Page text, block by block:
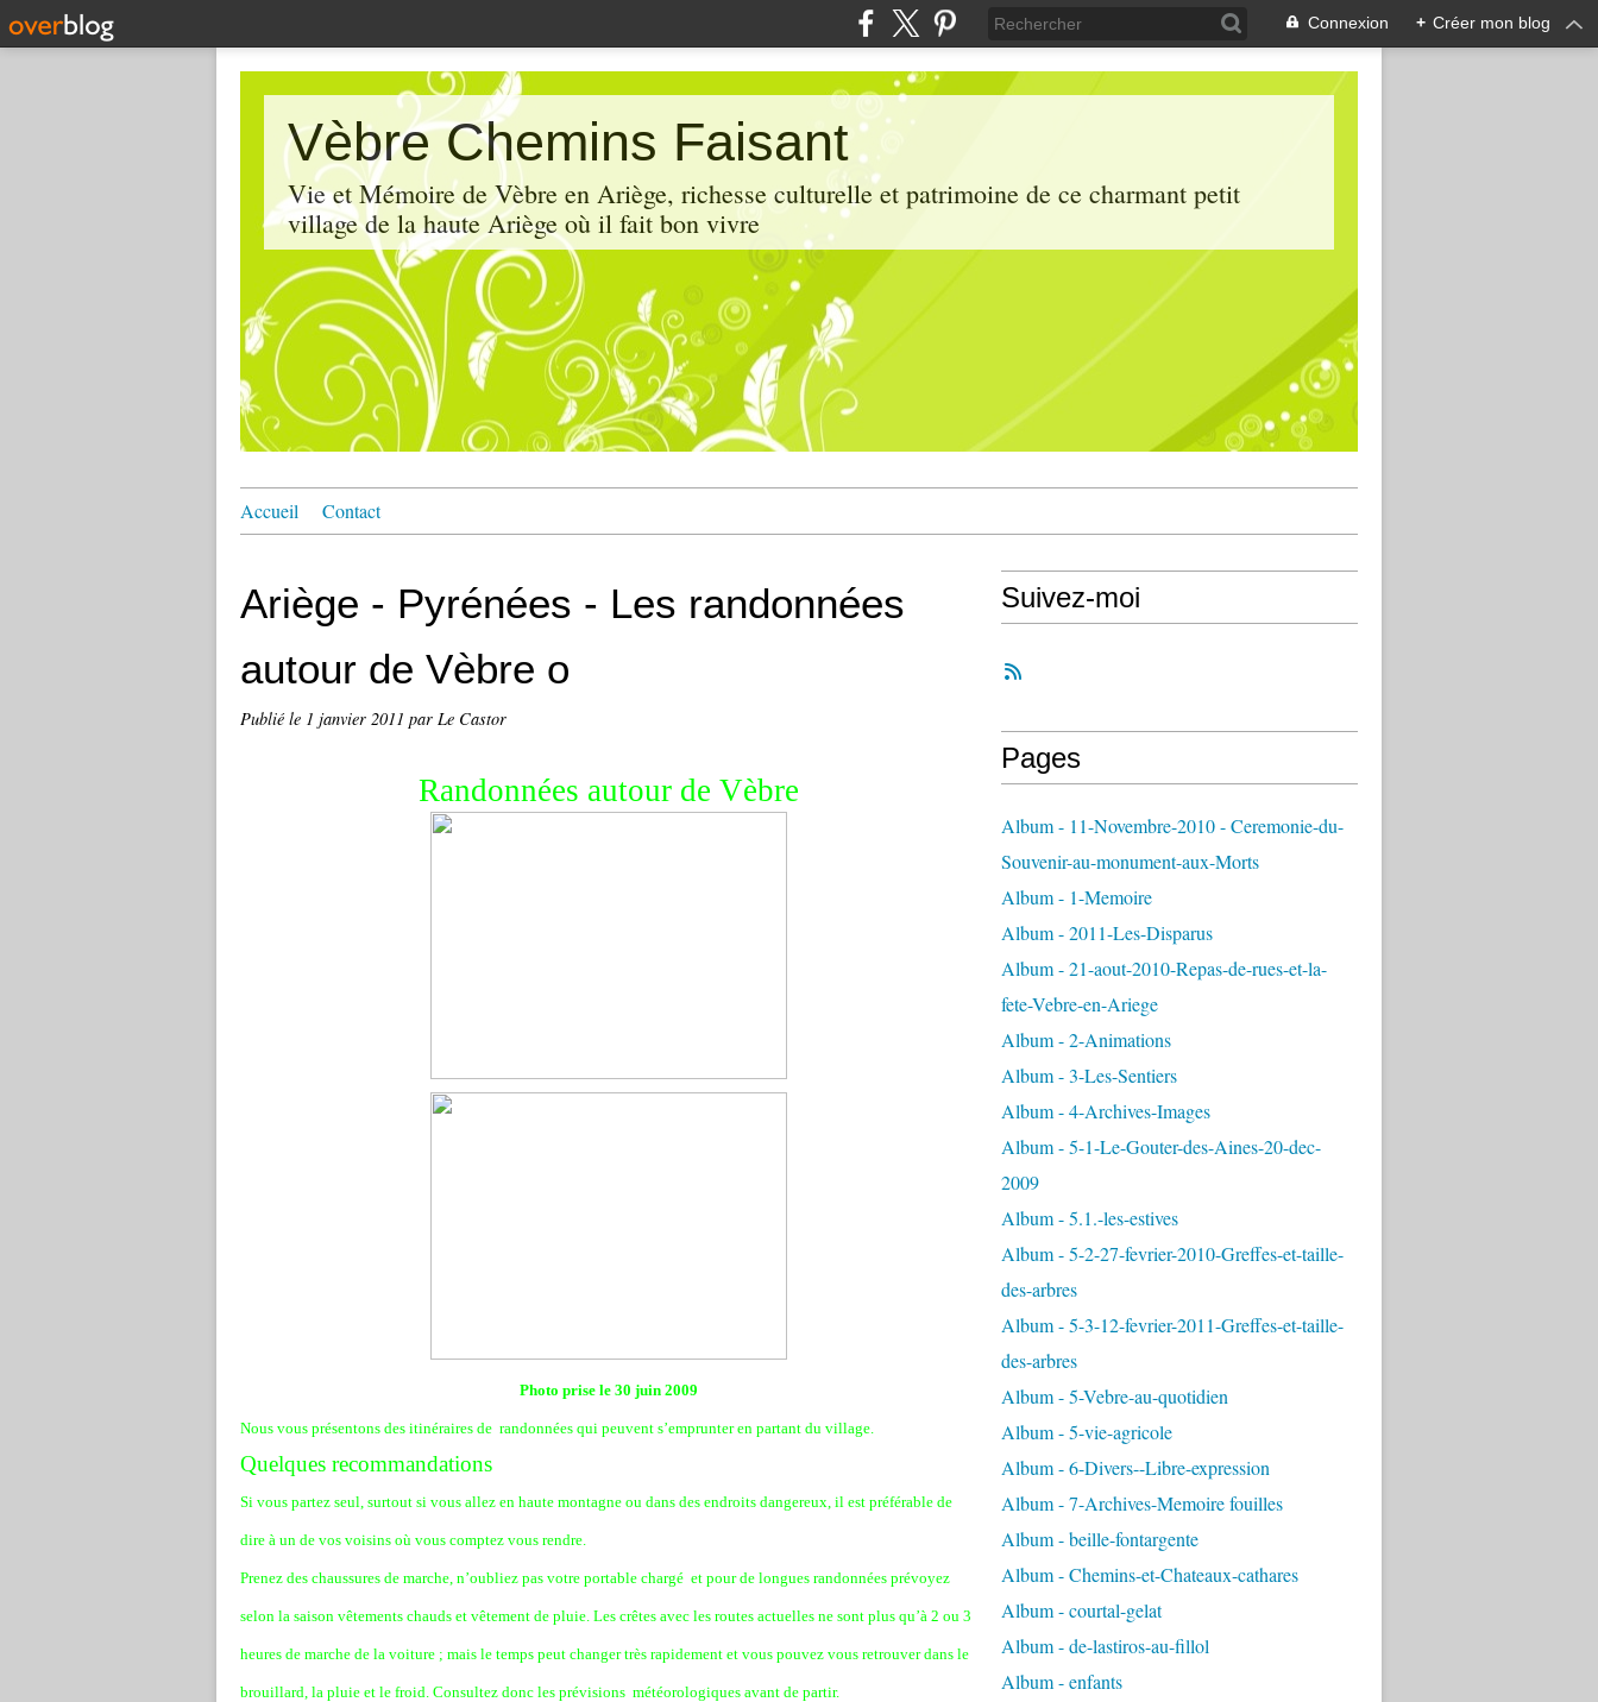
Connexion + Créer mon blog
Vèbre Chemins Faisant
Vie et Mémoire de Vèbre en Ariège, richesse culturelle et patrimoine de ce charmant petit
village de la haute Ariège où il fait bon vivre
Accueil Contact
Ariège - Pyrénées - Les randonnées
autour de Vèbre o
Publié le 1 janvier 2011 par Le Castor
Randonnées autour de Vèbre
Photo prise le 30 juin 2009
Nous vous présentons des itinéraires de randonnées qui peuvent s’emprunter en partant du village.
Quelques recommandations
Si vous partez seul, surtout si vous allez en haute montagne ou dans des endroits dangereux, il est préférable de
dire à un de vos voisins où vous comptez vous rendre.
Prenez des chaussures de marche, n’oubliez pas votre portable chargé et pour de longues randonnées prévoyez
selon la saison vêtements chauds et vêtement de pluie. Les crêtes avec les routes actuelles ne sont plus qu’à 2 ou 3
heures de marche de la voiture ; mais le temps peut changer très rapidement et vous pouvez vous retrouver dans le
brouillard, la pluie et le froid. Consultez donc les prévisions météorologiques avant de partir.
Suivez-moi
Pages
Album - 11-Novembre-2010 - Ceremonie-du-
Souvenir-au-monument-aux-Morts
Album - 1-Memoire
Album - 2011-Les-Disparus
Album - 21-aout-2010-Repas-de-rues-et-la-
fete-Vebre-en-Ariege
Album - 2-Animations
Album - 3-Les-Sentiers
Album - 4-Archives-Images
Album - 5-1-Le-Gouter-des-Aines-20-dec-
2009
Album - 5.1.-les-estives
Album - 5-2-27-fevrier-2010-Greffes-et-taille-
des-arbres
Album - 5-3-12-fevrier-2011-Greffes-et-taille-
des-arbres
Album - 5-Vebre-au-quotidien
Album - 5-vie-agricole
Album - 6-Divers--Libre-expression
Album - 7-Archives-Memoire fouilles
Album - beille-fontargente
Album - Chemins-et-Chateaux-cathares
Album - courtal-gelat
Album - de-lastiros-au-fillol
Album - enfants